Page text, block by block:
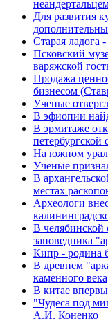
Для развития
Старая ладога
Псковский
варяжской
Продажа
бизнесом
Ученые
В эфиопии
В эрмитаже
петербургской
На южном
Ученые
В
местах
Археологи
В челябинской
заповедника
Кипр - родина
В древнем
каменного века
В китае
"Чудеса под
А.И. Коненко